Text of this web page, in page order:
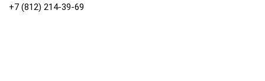
+7 (812) 214-39-69